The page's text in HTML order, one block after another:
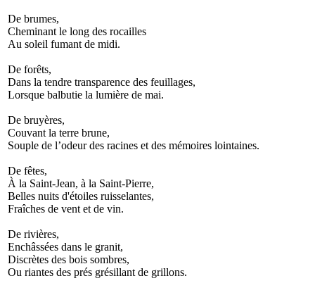
De brumes,
Cheminant le long des rocailles
Au soleil fumant de midi.
De forêts,
Dans la tendre transparence des feuillages,
Lorsque balbutie la lumière de mai.
De bruyères,
Couvant la terre brune,
Souple de l’odeur des racines et des mémoires lointaines.
De fêtes,
À la Saint-Jean, à la Saint-Pierre,
Belles nuits d'étoiles ruisselantes,
Fraîches de vent et de vin.
De rivières,
Enchâssées dans le granit,
Discrètes des bois sombres,
Ou riantes des prés grésillant de grillons.